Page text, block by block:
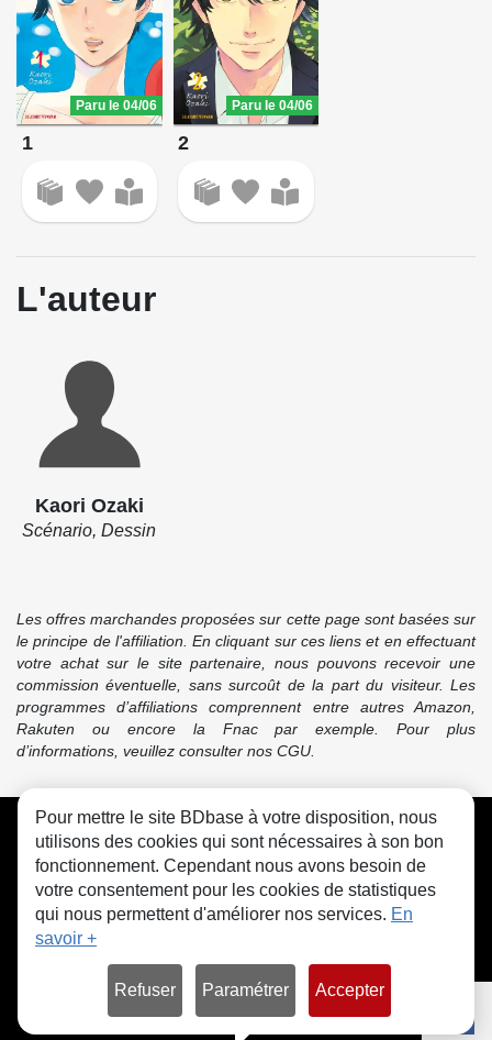
Paru le 04/06
1
Paru le 04/06
2
L'auteur
Kaori Ozaki
Scénario, Dessin
Les offres marchandes proposées sur cette page sont basées sur
le principe de l'affiliation. En cliquant sur ces liens et en effectuant
votre achat sur le site partenaire, nous pouvons recevoir une
commission éventuelle, sans surcoût de la part du visiteur. Les
programmes d’affiliations comprennent entre autres Amazon,
Rakuten ou encore la Fnac par exemple. Pour plus
d’informations, veuillez consulter nos CGU.
CGU FAQ Contact Cookies
Pour mettre le site BDbase à votre disposition, nous
utilisons des cookies qui sont nécessaires à son bon
fonctionnement. Cependant nous avons besoin de
votre consentement pour les cookies de statistiques
qui nous permettent d'améliorer nos services. En
savoir +
Refuser Paramétrer Accepter